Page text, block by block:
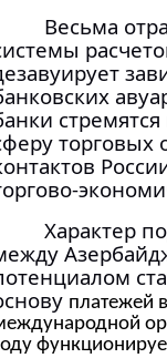
Весьма
торговых
Характер
платежей